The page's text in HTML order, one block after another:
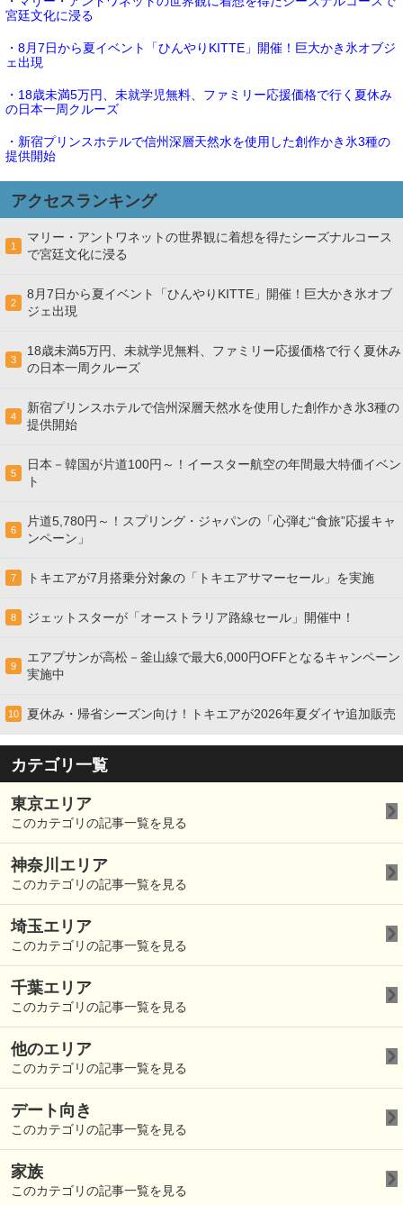
宮廷文化に浸る
・8月7日から夏イベント「ひんやりKITTE」開催！巨大かき氷オブジ
ェ出現
・18歳未満5万円、未就学児無料、ファミリー応援価格で行く夏休み
の日本一周クルーズ
・新宿プリンスホテルで信州深層天然水を使用した創作かき氷3種の
提供開始
アクセスランキング
1
マリー・アントワネットの世界観に着想を得たシーズナルコース
で宮廷文化に浸る
2
8月7日から夏イベント「ひんやりKITTE」開催！巨大かき氷オブ
ジェ出現
3
18歳未満5万円、未就学児無料、ファミリー応援価格で行く夏休み
の日本一周クルーズ
4
新宿プリンスホテルで信州深層天然水を使用した創作かき氷3種の
提供開始
5
日本－韓国が片道100円～！イースター航空の年間最大特価イベン
ト
6
片道5,780円～！スプリング・ジャパンの「心弾む“食旅”応援キャ
ンペーン」
7 トキエアが7月搭乗分対象の「トキエアサマーセール」を実施
8 ジェットスターが「オーストラリア路線セール」開催中！
9
エアプサンが高松－釜山線で最大6,000円OFFとなるキャンペーン
実施中
10 夏休み・帰省シーズン向け！トキエアが2026年夏ダイヤ追加販売
カテゴリ一覧
東京エリア
このカテゴリの記事一覧を見る
神奈川エリア
このカテゴリの記事一覧を見る
埼玉エリア
このカテゴリの記事一覧を見る
千葉エリア
このカテゴリの記事一覧を見る
他のエリア
このカテゴリの記事一覧を見る
デート向き
このカテゴリの記事一覧を見る
家族
このカテゴリの記事一覧を見る